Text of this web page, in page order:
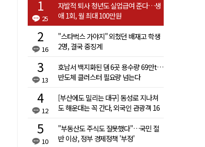
25
자발적 퇴사 청년도 실업급여 준다…생
애 1회, 월 최대 100만원
16
"스타벅스 가야지" 외쳤던 배재고 학생
2명, 결국 중징계
13
호남서 백지화된 댐 6곳 용수량 69만t…
반도체 클러스터 필요량 넘는다
12
[부산에도 밀리는 대구] 동성로 지나쳐
도 해운대는 꼭 간다, 외국인 관광객 16
10
"부동산도 주식도 잘못했다"…국민 절
반 이상, 정부 경제정책 '부정'